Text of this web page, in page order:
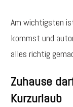
Am wichtigsten
kommst und
alles richtig
Zuhause
Kurzurlaub